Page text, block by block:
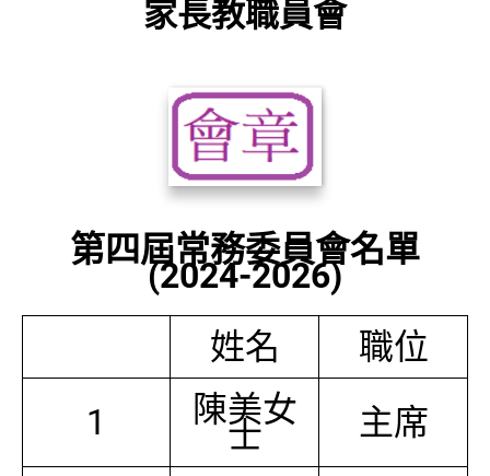
家長教職員會
第四屆常務委員會名單
(2024-2026)
姓名
職位
1
陳美女
士 主席